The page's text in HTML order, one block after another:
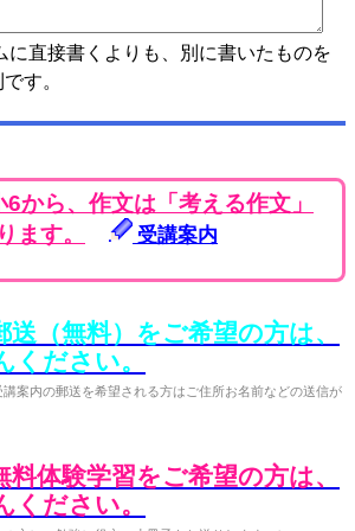
直接書くよりも、別に書いたものを
す。
から、作文は「考える作文」
ます。
受講案内
送（無料）をご希望の方は、
ください。
講案内の郵送を希望される方はご住所お名前などの送信が
料体験学習をご希望の方は、
ください。